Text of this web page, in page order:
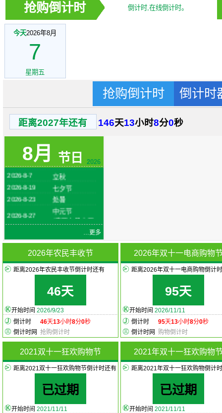
抢购倒计时 倒计时,在线倒计时。
今天2026年8月
7
星期五
抢购倒计时 倒计时
距离2027年还有 146天13小时8分0秒
8月 节日 2026
2026-8-1 建军节
2026-8-6
(农历六月二十
2026-8-7
立秋
2026-8-19
七夕节
2026-8-23
处暑
2026-8-27
中元节
(农历七月十五)
…更多
2026年农民丰收节
距离2026年农民丰收节倒计时还有
46天
开始时间 2026/9/23
倒计时
46天13小时8分0秒
倒计时网 抢购倒计时
2026年双十一电商购物
距离2026年双十一电商购物倒计
95天
开始时间 2026/11/11
倒计时
95天13小时8分0秒
倒计时网
购物倒计时
2021双十一狂欢购物节
距离2021双十一狂欢购物节倒计时还有
已过期
开始时间 2021/11/11
2021年双十一狂欢购物
距离2021年双十一狂欢购物倒计
已过期
开始时间 2021/11/11